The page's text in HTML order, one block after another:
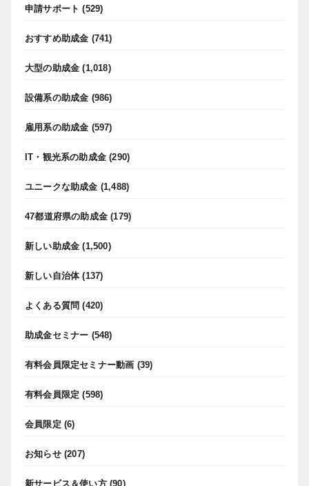
申請サポート (529)
おすすめ助成金 (741)
大型の助成金 (1,018)
設備系の助成金 (986)
雇用系の助成金 (597)
IT・観光系の助成金 (290)
ユニークな助成金 (1,488)
47都道府県の助成金 (179)
新しい助成金 (1,500)
新しい自治体(137)
よくある質問 (420)
助成金セミナー (548)
有料会員限定セミナー動画 (39)
有料会員限定 (598)
会員限定 (6)
お知らせ(207)
新サービス＆使い方(90)